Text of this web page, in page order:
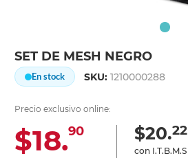
SET DE MESH NEGRO
En stock SKU:1210000288
Precio exclusivo online:
$18.90 $20.22
con I.T.B.M.S